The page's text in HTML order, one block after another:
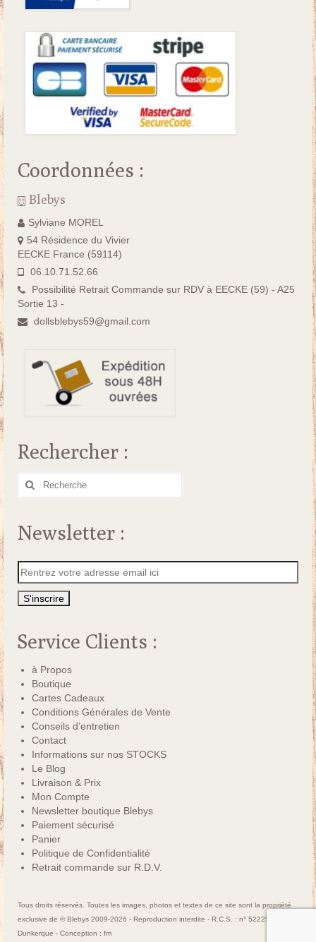
Coordonnées :
Blebys
Sylviane MOREL
54 Résidence du Vivier
EECKE France (59114)
06.10.71.52.66
Possibilité Retrait Commande sur RDV à EECKE (59) - A25
Sortie 13 -
dollsblebys59@gmail.com
Rechercher :
Rechercher
Newsletter :
Service Clients :
à Propos
Boutique
Cartes Cadeaux
Conditions Générales de Vente
Conseils d’entretien
Contact
Informations sur nos STOCKS
Le Blog
Livraison & Prix
Mon Compte
Newsletter boutique Blebys
Paiement sécurisé
Panier
Politique de Confidentialité
Retrait commande sur R.D.V.
Tous droits réservés. Toutes les images, photos et textes de ce site sont la propriété
exclusive de © Blebys 2009-2026 - Reproduction interdite - R.C.S. : n° 522250463
Dunkerque - Conception : fm